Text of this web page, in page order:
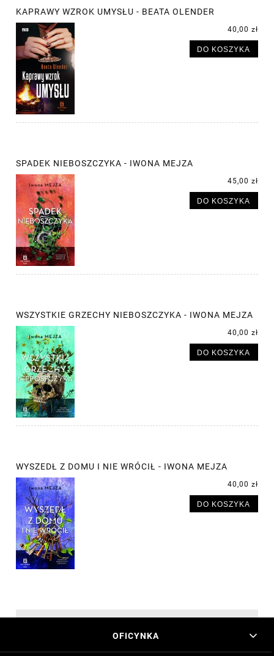
KAPRAWY WZROK UMYSŁU - BEATA OLENDER
40,00 zł
DO KOSZYKA
SPADEK NIEBOSZCZYKA - IWONA MEJZA
45,00 zł
DO KOSZYKA
WSZYSTKIE GRZECHY NIEBOSZCZYKA - IWONA MEJZA
40,00 zł
DO KOSZYKA
WYSZEDŁ Z DOMU I NIE WRÓCIŁ - IWONA MEJZA
40,00 zł
DO KOSZYKA
OFICYNKA